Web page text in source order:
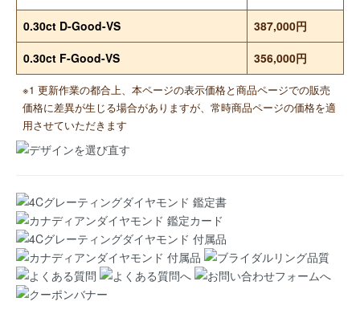
0.30ct D-Good-VS
387,000円
0.30ct F-Good-VS
356,000円
※1 更新作業の都合上、本ページの表示価格と商品ページでの販売
価格に差異が生じる場合がありますが、常時商品ページの価格を適
用させていただきます